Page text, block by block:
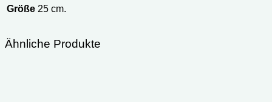
Größe 25 cm.
Ähnliche Produkte